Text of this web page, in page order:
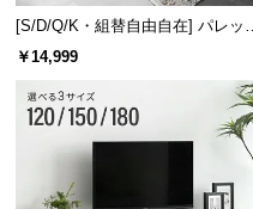
[S/D/Q/K・組替自由自在] パレット
ベッド 8/12/16枚セット
￥14,999